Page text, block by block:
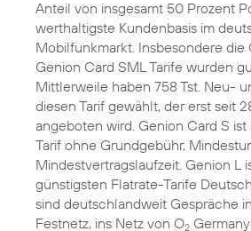
Anteil von insgesamt 50 Prozent
werthaltigste Kundenbasis im
Mobilfunkmarkt. Insbesondere die
Genion Card SML Tarife wurden
Mittlerweile haben 758 Tst. Neu-
diesen Tarif gewählt, der erst seit
angeboten wird. Genion Card S
Tarif ohne Grundgebühr,
Mindestvertragslaufzeit. Genion L
günstigsten Flatrate-Tarife
sind deutschlandweit Gespräche
Festnetz, ins Netz von O2